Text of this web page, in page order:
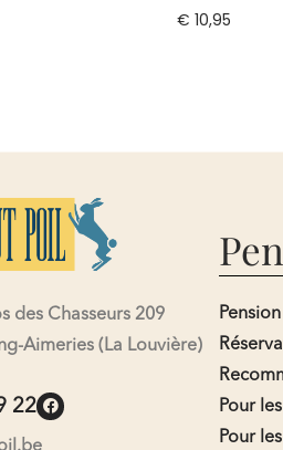
€ 10,95
des Chasseurs 209
Aimeries (La Louvière)
22
Pension
Pour
Pour